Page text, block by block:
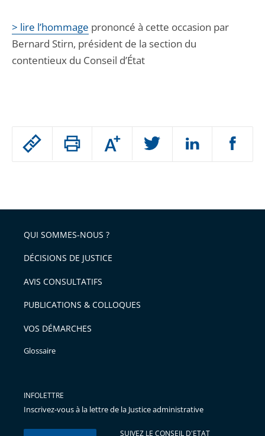
Passer
arriver
après
Augmenter
ou
l'article
pour
avant
> lire l’hommage prononcé à cette occasion par
Bernard Stirn, président de la section du
contentieux du Conseil d’État
QUI SOMMES-NOUS ?
DÉCISIONS DE JUSTICE
AVIS CONSULTATIFS
PUBLICATIONS & COLLOQUES
VOS DÉMARCHES
Glossaire
INFOLETTRE
Inscrivez-vous à la lettre de la Justice administrative
SUIVEZ LE CONSEIL D'ETAT